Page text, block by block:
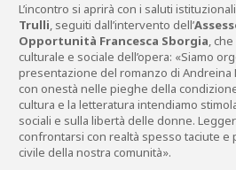
L’incontro si aprirà con i saluti
Trulli, seguiti dall’intervento dell’
Opportunità Francesca Sborgia,
culturale e sociale dell’opera: «Siamo
presentazione del romanzo di Andreina
con onestà nelle pieghe della
cultura e la letteratura intendiamo
sociali e sulla libertà delle donne.
confrontarsi con realtà spesso taciute e
civile della nostra comunità».